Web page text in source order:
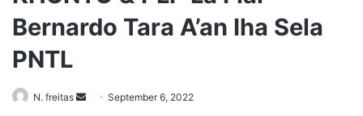
Bernardo Tara A’an Iha Sela
PNTL
N. freitas
SendSeptember 6, 2022